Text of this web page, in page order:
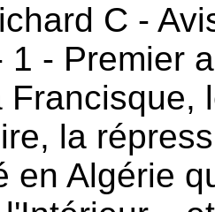
C -
1 - Premier
Francisque,
la
en Algérie